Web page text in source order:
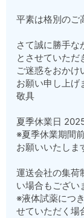
平素は格別のご
さて誠に勝手な
とさせていただ
ご迷惑をおかけ
お願い申し上げ
敬具
夏季休業日
※夏季休業期間
お願いいたしま
運送会社の集荷
い場合もござい
※液体試薬につ
せていただく場